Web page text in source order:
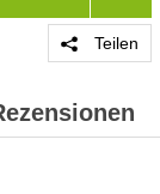
Teilen